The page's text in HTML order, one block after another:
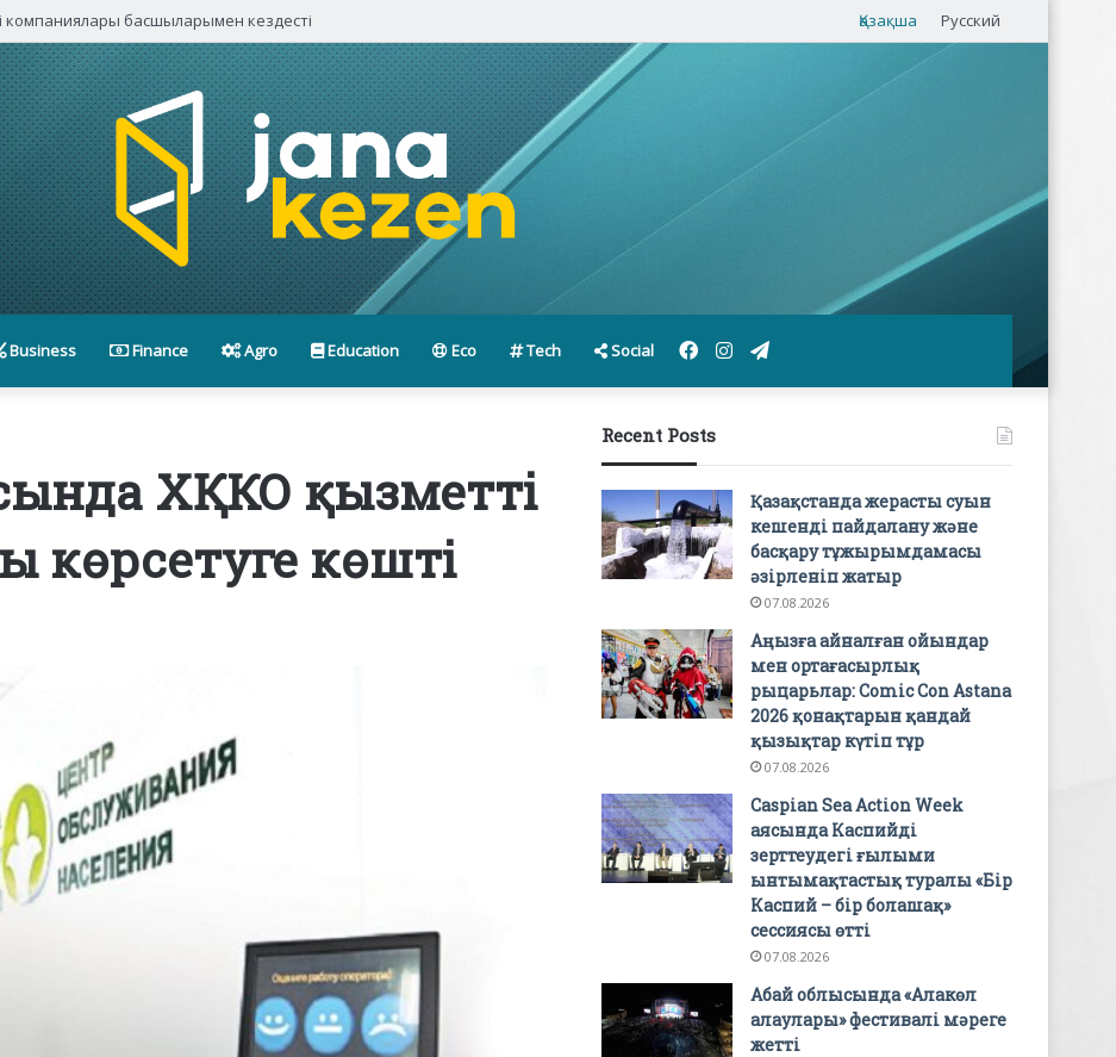
компаниялары басшыларымен кездесті Қазақша Русский
Business Finance Agro Education Eco Tech Social Telegram
Instagram
Facebook
ХҚКО қызметті
көрсетуге көшті
Recent Posts
Қазақстанда жерасты суын
кешенді пайдалану және
басқару тұжырымдамасы
әзірленіп жатыр
07.08.2026
Аңызға айналған ойындар
мен ортағасырлық
рыцарьлар: Comic Con Astana
2026 қонақтарын қандай
қызықтар күтіп тұр
07.08.2026
Caspian Sea Action Week
аясында Каспийді
зерттеудегі ғылыми
ынтымақтастық туралы «Бір
Каспий – бір болашақ»
сессиясы өтті
07.08.2026
Абай облысында «Алакөл
алаулары» фестивалі мәреге
жетті